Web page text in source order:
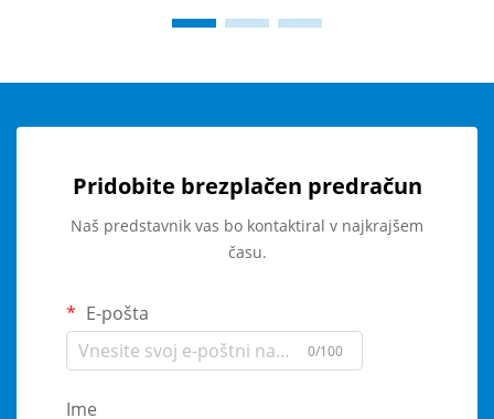
Pridobite brezplačen predračun
Naš predstavnik vas bo kontaktiral v najkrajšem
času.
E-pošta
0/100
Ime